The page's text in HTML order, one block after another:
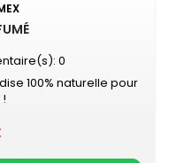
0
100% naturelle pour